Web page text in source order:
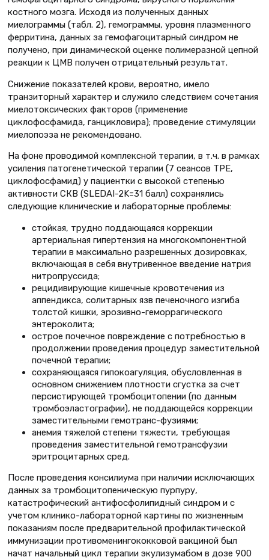
костного мозга. Исходя из полученных данных
миелограммы (табл. 2), гемограммы, уровня плазменного
ферритина, данных за гемофагоцитарный синдром не
получено, при динамической оценке полимеразной цепной
реакции к ЦМВ получен отрицательный результат.
Снижение показателей крови, вероятно, имело
транзиторный характер и служило следствием сочетания
миелотоксических факторов (применение
циклофосфамида, ганцикловира); проведение стимуляции
миелопоэза не рекомендовано.
На фоне проводимой комплексной терапии, в т.ч. в рамках
усиления патогенетической терапии (7 сеансов ТРЕ,
циклофосфамид) у пациентки с высокой степенью
активности СКВ (SLEDAI-2K=31 балл) сохранялись
следующие клинические и лабораторные проблемы:
стойкая, трудно поддающаяся коррекции
артериальная гипертензия на многокомпонентной
терапии в максимально разрешенных дозировках,
включающая в себя внутривенное введение натрия
нитропруссида;
рецидивирующие кишечные кровотечения из
аппендикса, солитарных язв печеночного изгиба
толстой кишки, эрозивно-геморрагического
энтероколита;
острое почечное повреждение с потребностью в
продолжении проведения процедур заместительной
почечной терапии;
сохраняющаяся гипокоагуляция, обусловленная в
основном снижением плотности сгустка за счет
персистирующей тромбоцитопении (по данным
тромбоэластографии), не поддающейся коррекции
заместительными гемотранс-фузиями;
анемия тяжелой степени тяжести, требующая
проведения заместительной гемотрансфузии
эритроцитарных сред.
После проведения консилиума при наличии исключающих
данных за тромбоцитопеническую пурпуру,
катастрофический антифосфолипидный синдром и с
учетом клинико-лабораторной картины по жизненным
показаниям после предварительной профилактической
иммунизации противоменингококковой вакциной был
начат начальный цикл терапии экулизумабом в дозе 900